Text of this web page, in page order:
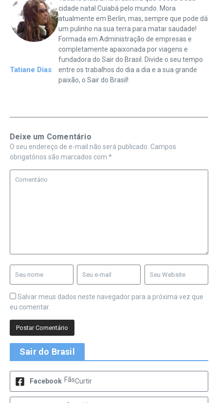
Tatiane Dias
cidade natal Cuiabá pelo mundo. Mora
atualmente em Berlin, mas, sempre que pode dá
um pulinho na sua terra para matar saudade!
Formada em Administração de empresas e
completamente apaixonada por viagens e
fundadora do Sair do Brasil. Divide o seu tempo
entre os trabalhos do dia a dia e a sua grande
paixão, o Sair do Brasil!
Deixe um Comentário
O seu endereço de e-mail não será publicado. Campos
obrigatórios são marcados com *
Salvar meus dados neste navegador para a próxima vez que
eu comentar.
Sair do Brasil
Facebook FãsCurtir